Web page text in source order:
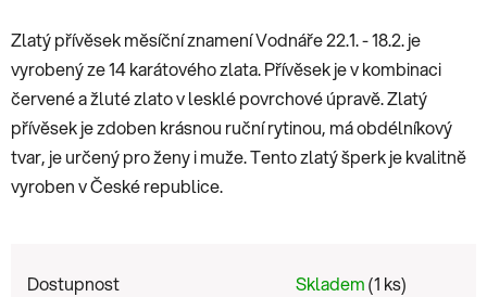
Zlatý přívěsek měsíční znamení Vodnáře 22.1. - 18.2. je
vyrobený ze 14 karátového zlata. Přívěsek je v kombinaci
červené a žluté zlato v lesklé povrchové úpravě. Zlatý
přívěsek je zdoben krásnou ruční rytinou, má obdélníkový
tvar, je určený pro ženy i muže. Tento zlatý šperk je kvalitně
vyroben v České republice.
Dostupnost Skladem(1 ks)